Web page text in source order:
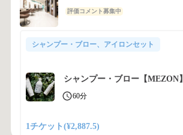
評価コメント募集中
シャンプー・ブロー、アイロンセット
シャンプー・ブロー【MEZON】
60分
1チケット(¥2,887.5)